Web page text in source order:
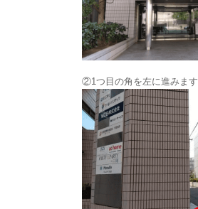
②1つ目の角を左に進みます